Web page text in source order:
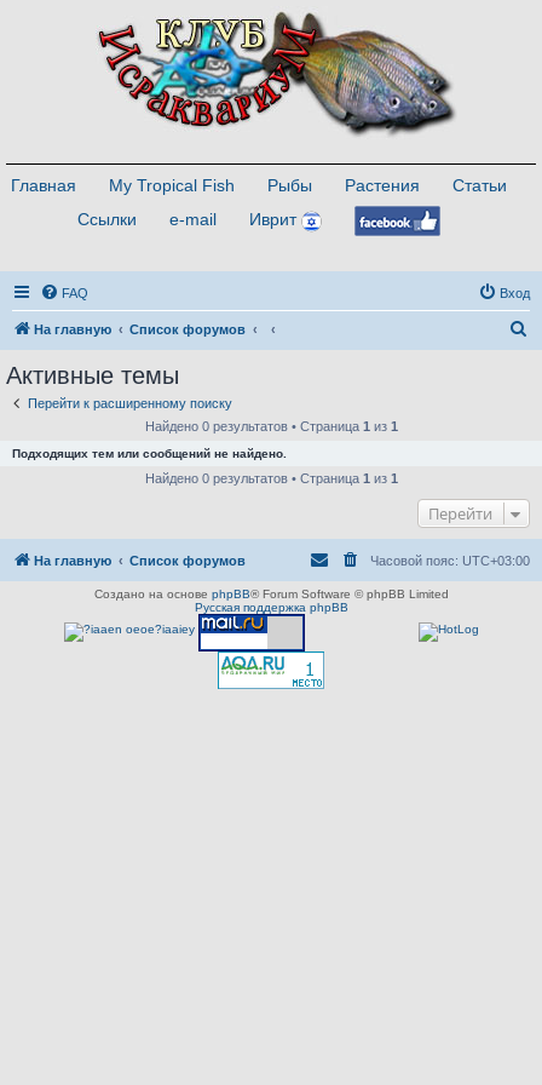
Главная My Tropical Fish Рыбы Растения
Статьи
Ссылки
e-mail Иврит
FAQ Вход
На главную Список форумов
Активные темы
Перейти к расширенному поиску
Найдено 0 результатов • Страница 1 из 1
Подходящих тем или сообщений не найдено.
Найдено 0 результатов • Страница 1 из 1
Перейти
На главную Список форумов Часовой пояс: UTC+03:00
Создано на основе phpBB® Forum Software © phpBB Limited
Русская поддержка phpBB